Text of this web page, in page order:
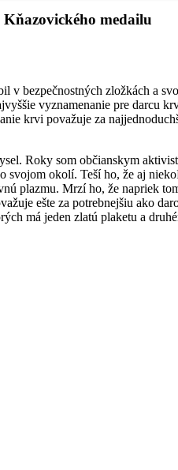
medailu
bezpečnostných zložkách a
vyznamenanie pre darcu
krvi považuje za
Roky som občianskym
okolí. Teší ho, že aj
plazmu. Mrzí ho, že napriek
ešte za potrebnejšiu ako
má jeden zlatú plaketu a